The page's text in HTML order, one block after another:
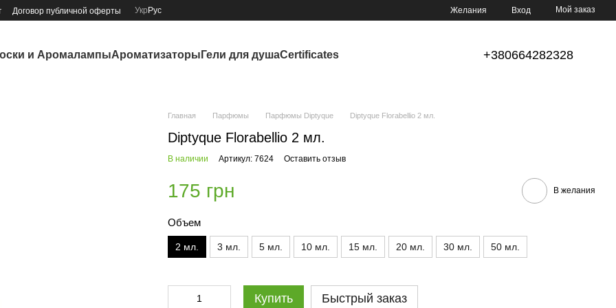
Договор публичной оферты Укр Рус Желания Вход Мой заказ
и АромалампыАроматизаторы Гели для душаCertificates +380664282328
Главная Парфюмы Парфюмы Diptyque Diptyque Florabellio 2 мл.
Diptyque Florabellio 2 мл.
В наличии Артикул: 7624 Оставить отзыв
175 грн В желания
Объем
2 мл. 3 мл. 5 мл. 10 мл. 15 мл. 20 мл. 30 мл. 50 мл.
Купить Быстрый заказ